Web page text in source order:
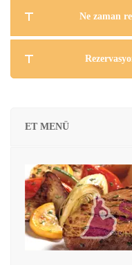
Ne zaman
ET MENÜ